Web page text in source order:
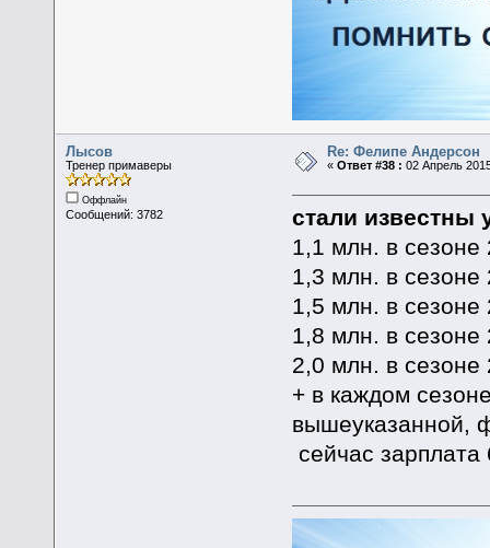
Лысов
Тренер примаверы
Оффлайн
Сообщений: 3782
Re: Фелипе Андерсон
«Ответ #38 : 02 Апрель
стали известны
1,1 млн. в сезоне
1,3 млн. в сезоне
1,5 млн. в сезоне
1,8 млн. в сезоне
2,0 млн. в сезоне
+ в каждом
вышеуказанной,
сейчас